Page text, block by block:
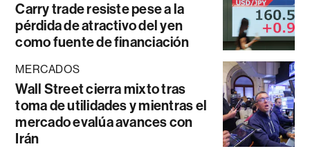
Carry trade resiste pese a la
pérdida de atractivo del yen
como fuente de financiación
MERCADOS
Wall Street cierra mixto tras
toma de utilidades y mientras el
mercado evalúa avances con
Irán